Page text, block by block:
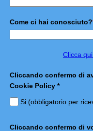
Come ci hai conosciuto?
Clicca
Cliccando confermo di
Cookie Policy *
Si (obbligatorio per
Cliccando confermo di